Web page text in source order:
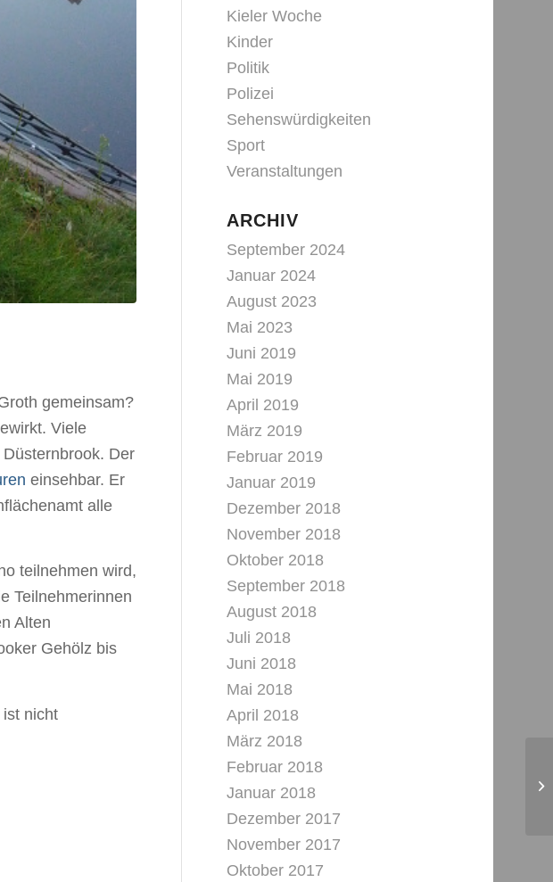
gemeinsam?
Viele
Der
einsehbar. Er
alle
teilnehmen wird,
Teilnehmerinnen
Alten
Gehölz bis
nicht
Kieler Woche
Kinder
Politik
Polizei
Sehenswürdigkeiten
Sport
Veranstaltungen
ARCHIV
September 2024
Januar 2024
August 2023
Mai 2023
Juni 2019
Mai 2019
April 2019
März 2019
Februar 2019
Januar 2019
Dezember 2018
November 2018
Oktober 2018
September 2018
August 2018
Juli 2018
Juni 2018
Mai 2018
April 2018
März 2018
Februar 2018
Januar 2018
Dezember 2017
November 2017
Oktober 2017